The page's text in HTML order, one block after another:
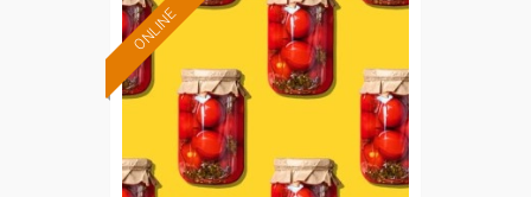
ONLINE
Formación 100%
subvencionada.
Para desempleados,
trabajadores y autónomos.